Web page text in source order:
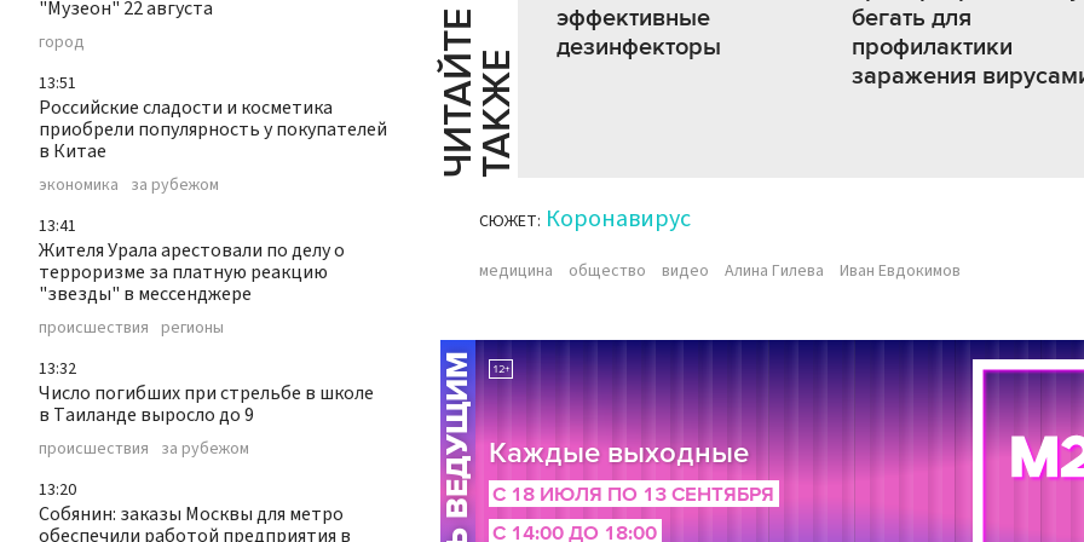
"Музеон" 22 августа
город
13:51
Российские сладости и косметика
приобрели популярность у покупателей
в Китае
экономика за рубежом
13:41
Жителя Урала арестовали по делу о
терроризме за платную реакцию
"звезды" в мессенджере
происшествия регионы
13:32
Число погибших при стрельбе в школе
в Таиланде выросло до 9
происшествия за рубежом
13:20
Собянин: заказы Москвы для метро
обеспечили работой предприятия в
Ч
И
Т
АЙ
Т
Е
Т
А
К
ЖЕ
эффективные
дезинфекторы
бегать для
профилактики
заражения
СЮЖЕТ: Коронавирус
медицина общество видео Алина Гилева Иван Евдокимов